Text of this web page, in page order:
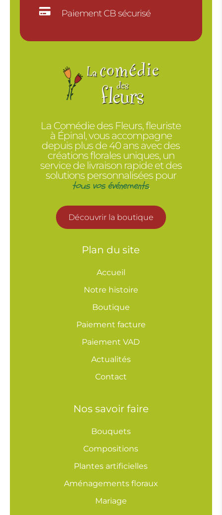
 Paiement CB sécurisé
La Comédie des Fleurs, fleuriste
à Épinal, vous accompagne
depuis plus de 40 ans avec des
créations florales uniques, un
service de livraison rapide et des
solutions personnalisées pour
tous vos événements.
Découvrir la boutique
Plan du site
Accueil
Notre histoire
Boutique
Paiement facture
Paiement VAD
Actualités
Contact
Nos savoir faire
Bouquets
Compositions
Plantes artificielles
Aménagements floraux
Mariage